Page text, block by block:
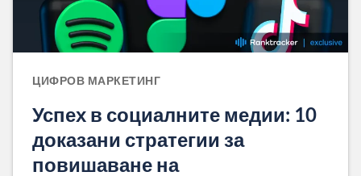
ЦИФРОВ МАРКЕТИНГ
Успех в социалните медии: 10
доказани стратегии за
повишаване на